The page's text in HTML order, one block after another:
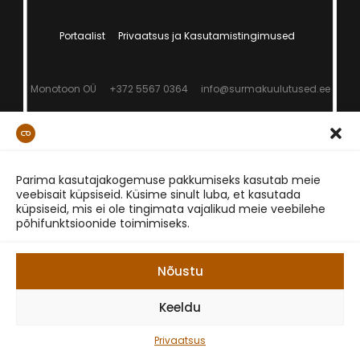
Parima kasutajakogemuse pakkumiseks kasutab meie
veebisait küpsiseid. Küsime sinult luba, et kasutada
küpsiseid, mis ei ole tingimata vajalikud meie veebilehe
põhifunktsioonide toimimiseks.
Nõustu
Keeldu
Privaatsus
Portaalist Privaatsus ja Kasutamistingimused
Monotoon OÜ +372 5567 0364 info@surmakuulutused.ee